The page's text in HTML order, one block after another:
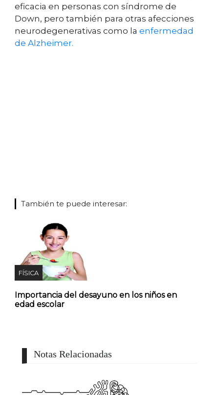
eficacia en personas con síndrome de
Down, pero también para otras afecciones
neurodegenerativas como la enfermedad
de Alzheimer.
También te puede interesar:
FÍSICA
Importancia del desayuno en los niños en
edad escolar
Notas Relacionadas